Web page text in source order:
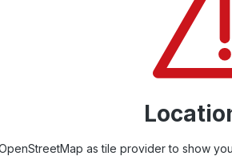
as tile provider to show